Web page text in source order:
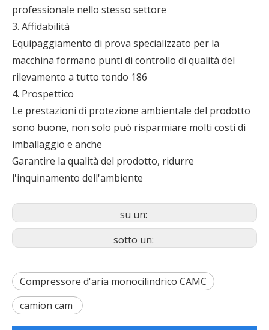
professionale nello stesso settore
3. Affidabilità
Equipaggiamento di prova specializzato per la
macchina formano punti di controllo di qualità del
rilevamento a tutto tondo 186
4. Prospettico
Le prestazioni di protezione ambientale del prodotto
sono buone, non solo può risparmiare molti costi di
imballaggio e anche
Garantire la qualità del prodotto, ridurre
l'inquinamento dell'ambiente
su un:
sotto un:
Compressore d'aria monocilindrico CAMC
camion cam